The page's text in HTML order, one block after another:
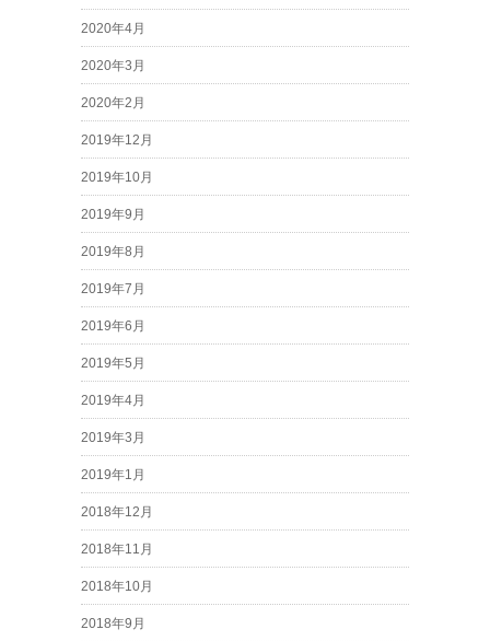
2020年4月
2020年3月
2020年2月
2019年12月
2019年10月
2019年9月
2019年8月
2019年7月
2019年6月
2019年5月
2019年4月
2019年3月
2019年1月
2018年12月
2018年11月
2018年10月
2018年9月